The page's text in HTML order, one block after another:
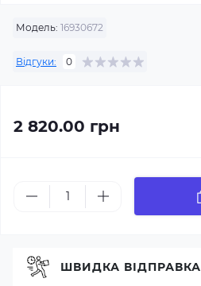
Модель: 16930672
Відгуки: 0
2 820.00 грн
ШВИДКА ВІДПРАВКА